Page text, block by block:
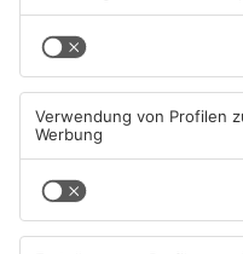
Main-Kinzig-Kreis: Mehr
Busse zum neuen Schuljahr